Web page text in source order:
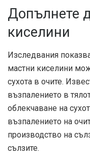
Допълнете
киселини
Изследвания
мастни киселини
сухота в очите.
възпалението в
облекчаване на
възпалението на
производство на
сълзите.